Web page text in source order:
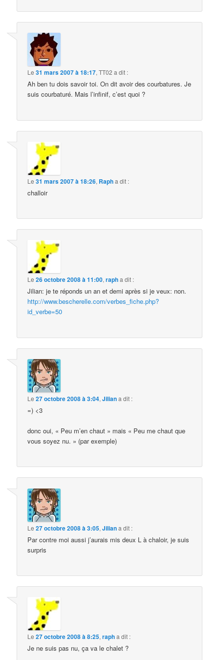
Le31 mars 2007 à 18:17,TT02 a dit :
Ah ben tu dois savoir toi. On dit avoir des courbatures. Je
suis courbaturé. Mais l’infinif, c’est quoi ?
Le31 mars 2007 à 18:26, Rapha dit :
challoir
Le26 octobre 2008 à 11:00,rapha dit :
Jilian: je te réponds un an et demi après si je veux: non.
http://www.bescherelle.com/verbes_fiche.php?
id_verbe=50
Le27 octobre 2008 à 3:04,Jiliana dit :
=) <3
donc oui, « Peu m’en chaut » mais « Peu me chaut que
vous soyez nu. » (par exemple)
Le27 octobre 2008 à 3:05,Jiliana dit :
Par contre moi aussi j’aurais mis deux L à chaloir, je suis
surpris
Le27 octobre 2008 à 8:25,rapha dit :
Je ne suis pas nu, ça va le chalet ?